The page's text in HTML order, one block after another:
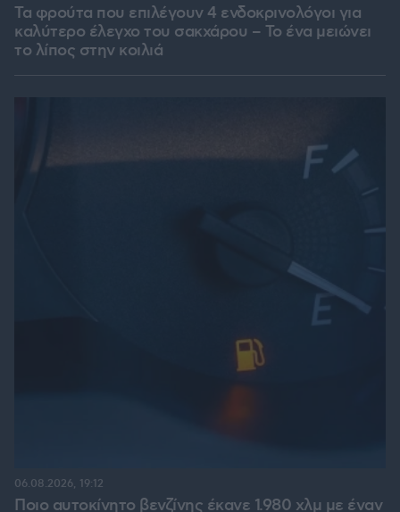
Τα φρούτα που επιλέγουν 4 ενδοκρινολόγοι για
καλύτερο έλεγχο του σακχάρου – Το ένα μειώνει
το λίπος στην κοιλιά
Ποιο αυτοκίνητο βενζίνης έκανε 1.980 χλμ με έναν
06.08.2026, 19:12